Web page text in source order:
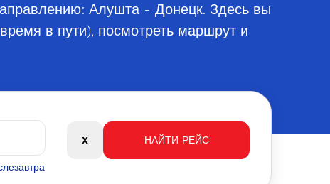
Алушта - Донецк. Здесь вы
в пути), посмотреть маршрут и